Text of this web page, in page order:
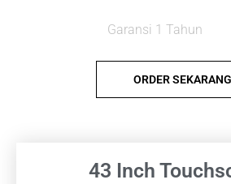
Garansi 1 Tahun
ORDER SEKARANG
43 Inch